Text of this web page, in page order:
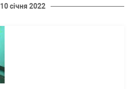
10 січня 2022